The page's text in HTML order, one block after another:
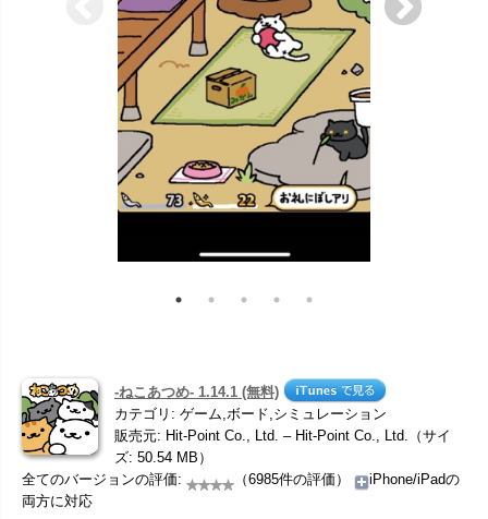
-ねこあつめ- 1.14.1 (無料)
カテゴリ: ゲーム,ボード,シミュレーション
販売元: Hit-Point Co., Ltd. – Hit-Point Co., Ltd.（サイ
ズ: 50.54 MB）
全てのバージョンの評価:
（6985件の評価）
iPhone/iPadの
両方に対応